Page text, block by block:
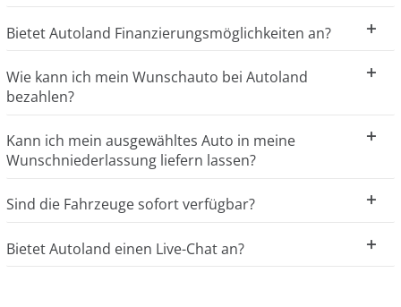
Bietet Autoland Finanzierungsmöglichkeiten an?
Wie kann ich mein Wunschauto bei Autoland
bezahlen?
Kann ich mein ausgewähltes Auto in meine
Wunschniederlassung liefern lassen?
Sind die Fahrzeuge sofort verfügbar?
Bietet Autoland einen Live-Chat an?